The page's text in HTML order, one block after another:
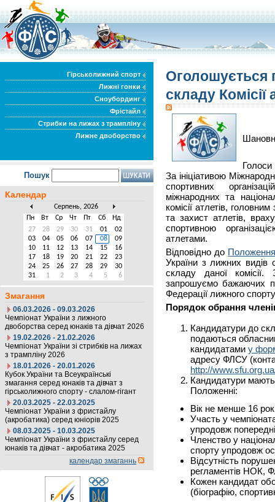
Гірськолижний спорт
Лижні гонки
Сноубординг
Фрістайл
Стрибки на лижах з трампліну
Лижне двоборство
Пошук
Календар
Серпень, 2026
Пн
Вт Ср Чт Пт Сб
Нд
27
28 29 30 31 01
02
03
04 05 06 07 08
09
10
11 12 13 14 15
16
17
18 19 20 21 22
23
24
25 26 27 28 29
30
31
1 2 3 4 5 6
Змагання
06.03.2026 - 09.03.2026
Чемпіонат України з лижного
двоборства серед юнаків та дівчат 2026
19.02.2026 - 21.02.2026
Чемпіонат України зі стрибків на лижах
з трампліну 2026
18.01.2026 - 20.01.2026
Кубок України та Всеукраїнські
змагання серед юнаків та дівчат з
гірськолижного спорту - слалом-гігант
20.03.2025 - 22.03.2025
Чемпіонат України з фристайлу
(акробатика) серед юніорів 2025
08.03.2025 - 10.03.2025
Чемпіонат України з фристайлу серед
юнаків та дівчат - акробатика 2025
календар змаганнь
Оголошується
складу
Голоси
За ініціативою
спортивних
міжнародних та
комісії атлетів,
та захист атлетів,
спортивною
атлетами.
Відповідно до
України з лижних видів
складу даної
запрошуємо бажаючих
Федерації лижного
Порядок обрання
Кандидатури до
подаються
кандидатами у
адресу ФЛСУ
http://
Кандидатури мають
Положенні:
Вік не менше 16
Участь у
упродовж
Членство у
спорту упродовж
Відсутність
регламентів НОК,
Кожен кандидат
(біографію,